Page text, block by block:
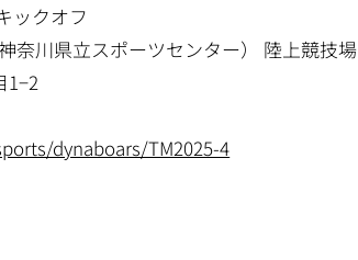
ックオフ
奈川県立スポーツセンター） 陸上競技場
1−2
dynaboars/TM2025-4